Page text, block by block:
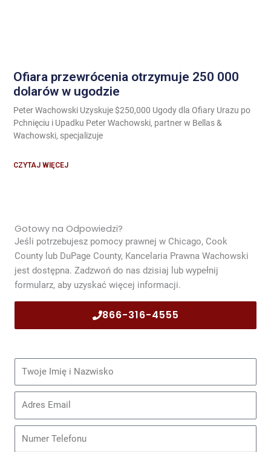
Ofiara przewrócenia otrzymuje 250 000
dolarów w ugodzie
Peter Wachowski Uzyskuje $250,000 Ugody dla Ofiary Urazu po
Pchnięciu i Upadku Peter Wachowski, partner w Bellas &
Wachowski, specjalizuje
CZYTAJ WIĘCEJ
Gotowy na Odpowiedzi?
Jeśli potrzebujesz pomocy prawnej w Chicago, Cook
County lub DuPage County, Kancelaria Prawna Wachowski
jest dostępna. Zadzwoń do nas dzisiaj lub wypełnij
formularz, aby uzyskać więcej informacji.
866-316-4555
nazwisko
Email